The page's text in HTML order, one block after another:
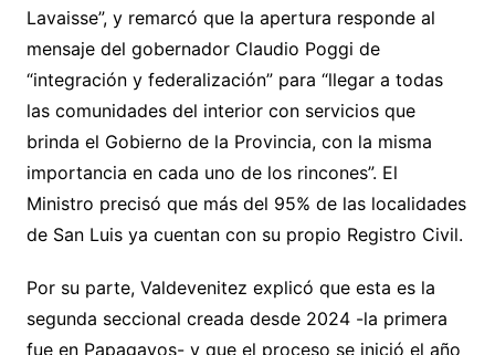
Lavaisse”, y remarcó que la apertura responde al
mensaje del gobernador Claudio Poggi de
“integración y federalización” para “llegar a todas
las comunidades del interior con servicios que
brinda el Gobierno de la Provincia, con la misma
importancia en cada uno de los rincones”. El
Ministro precisó que más del 95% de las localidades
de San Luis ya cuentan con su propio Registro Civil.
Por su parte, Valdevenitez explicó que esta es la
segunda seccional creada desde 2024 -la primera
fue en Papagayos- y que el proceso se inició el año